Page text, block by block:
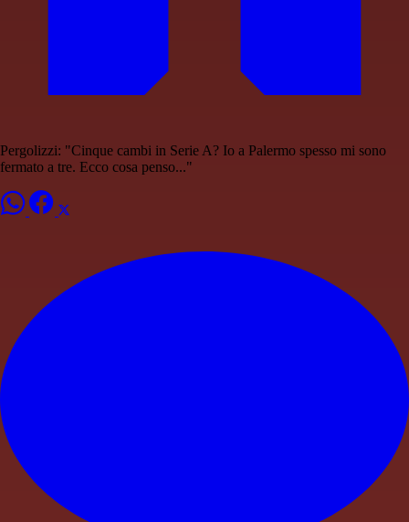
Pergolizzi: "Cinque cambi in Serie A? Io a Palermo spesso mi sono
fermato a tre. Ecco cosa penso..."